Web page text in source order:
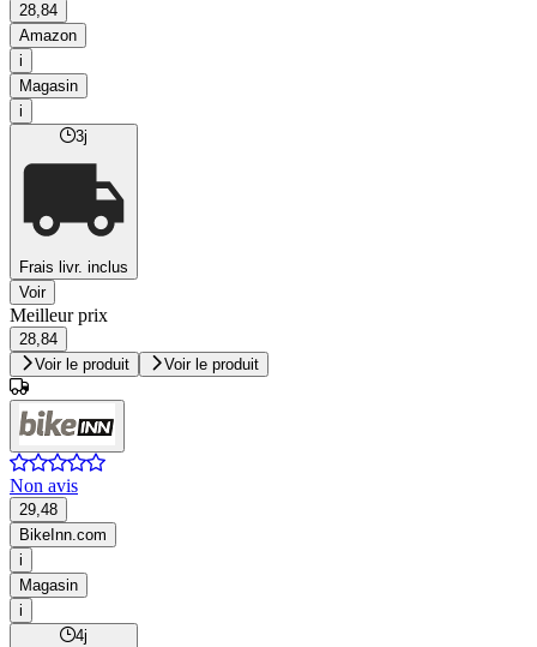
28,84
Amazon
i
Magasin
i
3j
Frais livr. inclus
Voir
Meilleur prix
28,84
Voir le produit
Voir le produit
Non avis
29,48
BikeInn.com
i
Magasin
i
4j